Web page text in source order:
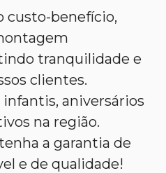
custo-benefício,
tranquilidade e
clientes.
aniversários
na região.
a garantia de
e de qualidade!